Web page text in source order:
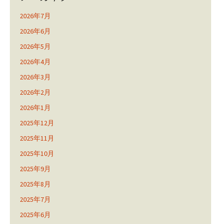
2026年7月
2026年6月
2026年5月
2026年4月
2026年3月
2026年2月
2026年1月
2025年12月
2025年11月
2025年10月
2025年9月
2025年8月
2025年7月
2025年6月